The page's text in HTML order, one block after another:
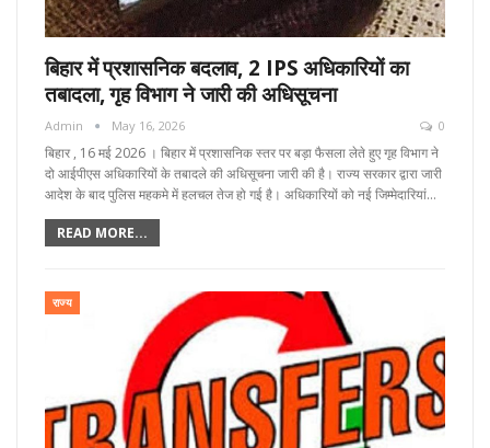
बिहार में प्रशासनिक बदलाव, 2 IPS अधिकारियों का
तबादला, गृह विभाग ने जारी की अधिसूचना
Admin May 16, 2026 0
बिहार , 16 मई 2026 । बिहार में प्रशासनिक स्तर पर बड़ा फैसला लेते हुए गृह विभाग ने
दो आईपीएस अधिकारियों के तबादले की अधिसूचना जारी की है। राज्य सरकार द्वारा जारी
आदेश के बाद पुलिस महकमे में हलचल तेज हो गई है। अधिकारियों को नई जिम्मेदारियां…
READ MORE...
राज्य